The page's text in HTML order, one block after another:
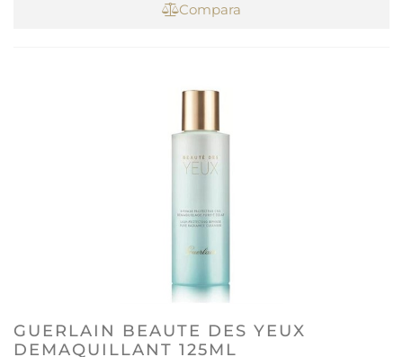
Compara
GUERLAIN BEAUTE DES YEUX
DEMAQUILLANT 125ML